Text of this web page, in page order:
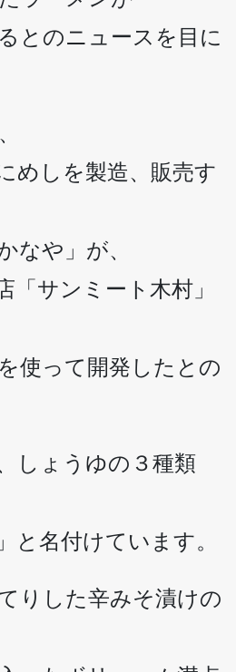
とのニュースを目に
めしを製造、販売す
なや」が、
「サンミート木村」
使って開発したとの
しょうゆの３種類
と名付けています。
りした辛みそ漬けの